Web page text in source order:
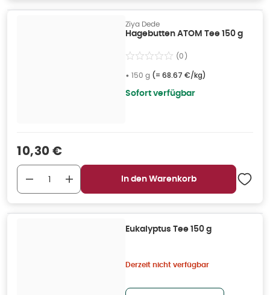
Ziya Dede
Hagebutten ATOM Tee 150 g
(0)
• 150 g (= 68.67 €/kg)
Sofort verfügbar
Verkaufspreis
10,30 €
In den Warenkorb
Eukalyptus Tee 150 g
Derzeit nicht verfügbar